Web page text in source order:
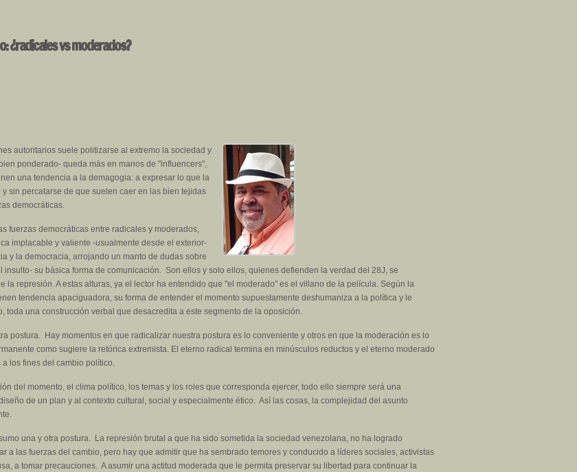
¿radicales vs moderados?
autoritarios suele politizarse al extremo la sociedad y
ponderado- queda más en manos de "influencers",
una tendencia a la demagogia: a expresar lo que la
sin percatarse de que suelen caer en las bien tejidas
democráticas.
fuerzas democráticas entre radicales y moderados,
implacable y valiente -usualmente desde el exterior-
y la democracia, arrojando un manto de dudas sobre
su básica forma de comunicación. Son ellos y solo ellos, quienes defienden la verdad del 28J, se
la represión. A estas alturas, ya el lector ha entendido que "el moderado" es el villano de la película. Según la
tendencia apaciguadora, su forma de entender el momento supuestamente deshumaniza a la política y le
toda una construcción verbal que desacredita a este segmento de la oposición.
postura. Hay momentos en que radicalizar nuestra postura es lo conveniente y otros en que la moderación es lo
como sugiere la retórica extremista. El eterno radical termina en minúsculos reductos y el eterno moderado
los fines del cambio político.
del momento, el clima político, los temas y los roles que corresponda ejercer, todo ello siempre será una
de un plan y al contexto cultural, social y especialmente ético. Así las cosas, la complejidad del asunto
una y otra postura. La represión brutal a que ha sido sometida la sociedad venezolana, no ha logrado
a las fuerzas del cambio, pero hay que admitir que ha sembrado temores y conducido a líderes sociales, activistas
a tomar precauciones. A asumir una actitud moderada que le permita preservar su libertad para continuar la